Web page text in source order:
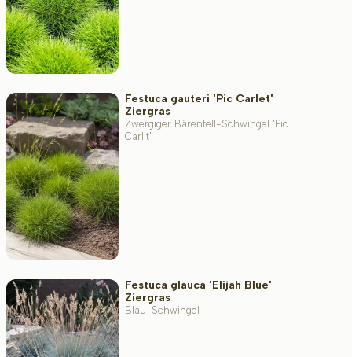
Festuca gauteri 'Pic Carlet'
Ziergras
Zwergiger Bärenfell-Schwingel 'Pic
Carlit'
Festuca glauca 'Elijah Blue'
Ziergras
Blau-Schwingel